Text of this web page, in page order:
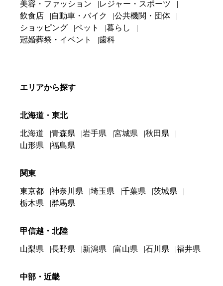
美容・ファッション
レジャー・スポーツ
飲食店
自動車・バイク
公共機関・団体
ショッピング
ペット
暮らし
冠婚葬祭・イベント
歯科
エリアから探す
北海道・東北
北海道 青森県 岩手県 宮城県
秋田県
山形県
福島県
関東
東京都 神奈川県 埼玉県 千葉県
茨城県
栃木県
群馬県
甲信越・北陸
山梨県 長野県 新潟県 富山県 石川県 福井県
中部・近畿